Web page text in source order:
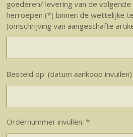
goederen/ levering van de
herroepen (*) binnen de wettelijke
(omschrijving van aangeschafte
Besteld op: (datum aankoop
Ordernummer invullen: *